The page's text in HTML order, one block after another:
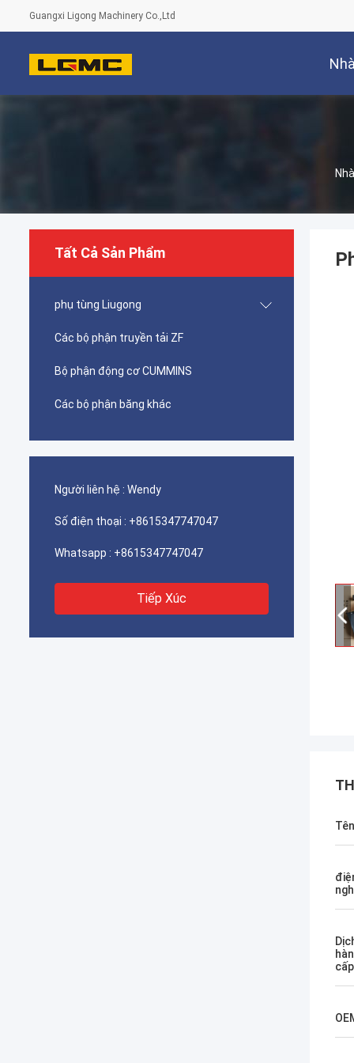
Guangxi Ligong Machinery Co.,Ltd
Nhà
Nhà
Tất Cả Sản Phẩm
phụ tùng Liugong
Các bộ phận truyền tải ZF
Bộ phận động cơ CUMMINS
Các bộ phận băng khác
Người liên hệ : Wendy
Số điện thoại : +8615347747047
Whatsapp : +8615347747047
Tiếp Xúc
Tên
cấp